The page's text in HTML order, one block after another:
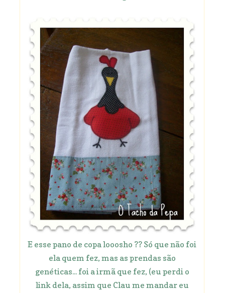
E esse pano de copa looosho ?? Só que não foi
ela quem fez, mas as prendas são
genéticas... foi a irmã que fez, (eu perdi o
link dela, assim que Clau me mandar eu